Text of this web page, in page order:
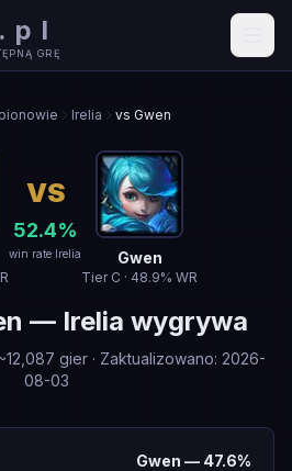
. pl
GRĘ
Irelia vs Gwen
VS
52.4%
win rate Irelia Gwen
Tier C · 48.9% WR
— Irelia wygrywa
12,087 gier · Zaktualizowano: 2026-
08-03
Gwen — 47.6%